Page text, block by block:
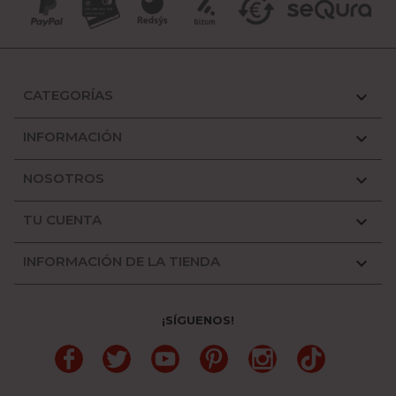
CATEGORÍAS 
INFORMACIÓN 
NOSOTROS 
TU CUENTA 
INFORMACIÓN DE LA TIENDA 
¡SÍGUENOS!
FacebookTwitter YouTube PinterestInstagramTikTok